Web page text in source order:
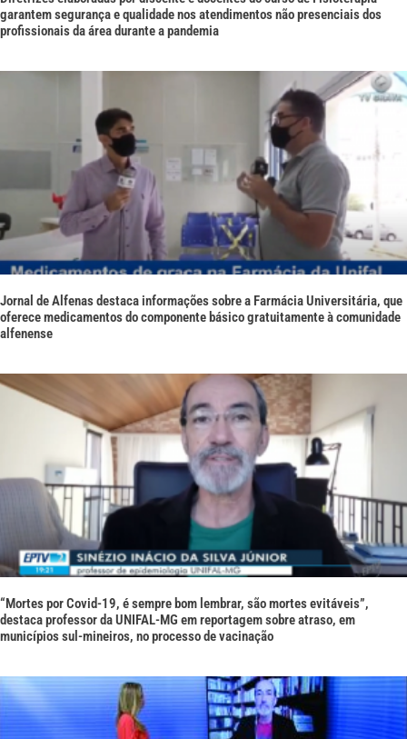
garantem segurança e qualidade nos atendimentos não presenciais dos
profissionais da área durante a pandemia
Jornal de Alfenas destaca informações sobre a Farmácia Universitária, que
oferece medicamentos do componente básico gratuitamente à comunidade
alfenense
“Mortes por Covid-19, é sempre bom lembrar, são mortes evitáveis”,
destaca professor da UNIFAL-MG em reportagem sobre atraso, em
municípios sul-mineiros, no processo de vacinação